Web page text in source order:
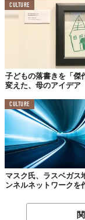
CULTURE
子どもの落書きを「傑
変えた、母のアイデア
CULTURE
マスク氏、ラスベガス
ンネルネットワークを